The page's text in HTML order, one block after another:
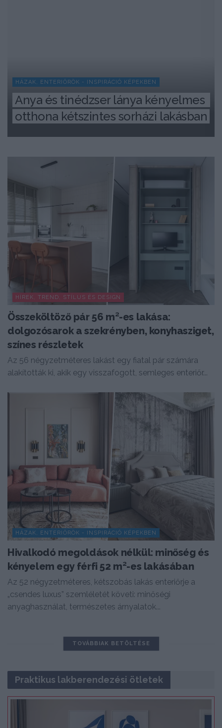
HÁZAK, ENTERIŐRÖK - INSPIRÁCIÓ KÉPEKBEN
Anya és tinédzser lánya kényelmes
otthona kétszintes sorházi lakásban
HÍREK, TREND, STÍLUS ÉS DESIGN
Összeköltöző pár 56 m²-es lakása:
dolgozósarok a szekrényben, konyhasziget,
színes részletek
Az 56 négyzetméteres lakást egy fiatal pár számára
alakították ki, akik egy visszafogott, semleges enteriőr...
HÁZAK, ENTERIŐRÖK - INSPIRÁCIÓ KÉPEKBEN
Hivalkodó megoldások nélkül: minőség és
kényelem egy férfi 52 m²-es lakásában
Az 52 négyzetméteres, kétszobás lakás enteriőrje a
„csendes luxus” szemléletét követi: minőségi
anyaghasználat, természetes árnyalatok...
TOVÁBBIAK BETÖLTÉSE
Praktikus lakberendezési ötletek